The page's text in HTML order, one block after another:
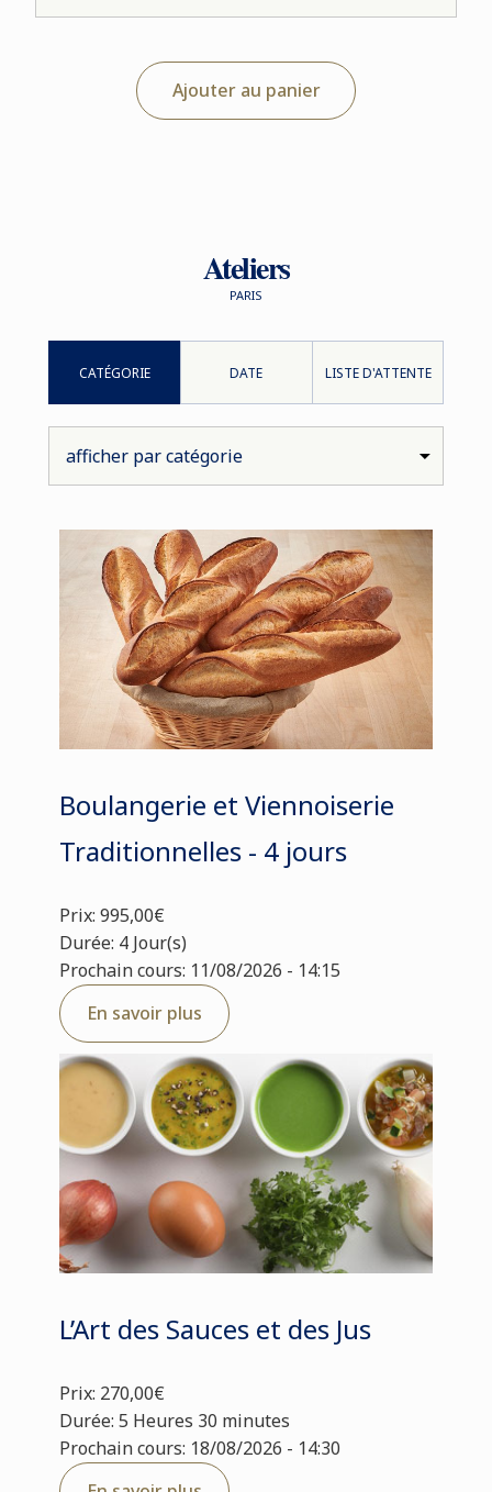
Ajouter au panier
Ateliers
PARIS
CATÉGORIE DATE LISTE D'ATTENTE
Boulangerie et Viennoiserie
Traditionnelles - 4 jours
Prix: 995,00€
Durée: 4 Jour(s)
Prochain cours: 11/08/2026 - 14:15
En savoir plus
L’Art des Sauces et des Jus
Prix: 270,00€
Durée: 5 Heures 30 minutes
Prochain cours: 18/08/2026 - 14:30